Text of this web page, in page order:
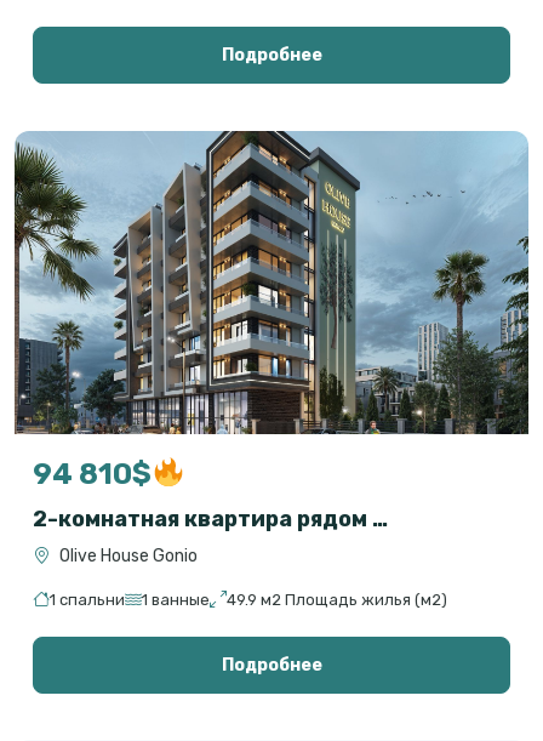
Подробнее
94 810$
2-комнатная квартира рядом с морем в Гонио, Батуми — Olive House
Olive House Gonio
1 спальни 1 ванные 49.9 м2 Площадь жилья (м2)
Подробнее